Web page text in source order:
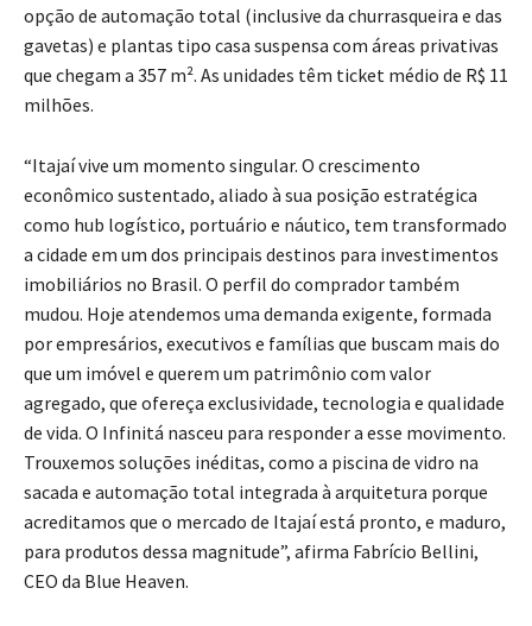
opção de automação total (inclusive da churrasqueira e das
gavetas) e plantas tipo casa suspensa com áreas privativas
que chegam a 357 m². As unidades têm ticket médio de R$ 11
milhões.
“Itajaí vive um momento singular. O crescimento
econômico sustentado, aliado à sua posição estratégica
como hub logístico, portuário e náutico, tem transformado
a cidade em um dos principais destinos para investimentos
imobiliários no Brasil. O perfil do comprador também
mudou. Hoje atendemos uma demanda exigente, formada
por empresários, executivos e famílias que buscam mais do
que um imóvel e querem um patrimônio com valor
agregado, que ofereça exclusividade, tecnologia e qualidade
de vida. O Infinitá nasceu para responder a esse movimento.
Trouxemos soluções inéditas, como a piscina de vidro na
sacada e automação total integrada à arquitetura porque
acreditamos que o mercado de Itajaí está pronto, e maduro,
para produtos dessa magnitude”, afirma Fabrício Bellini,
CEO da Blue Heaven.